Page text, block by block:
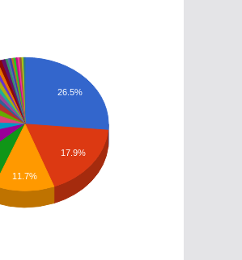
26.5%
17.9%
11.7%